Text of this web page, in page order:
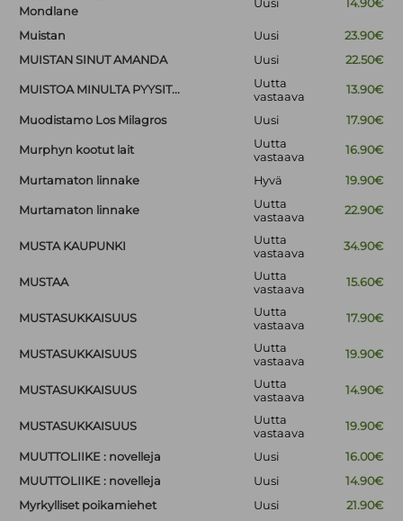
Mondlane
Uusi 14.90€
Muistan Uusi
23.90€
MUISTAN SINUT AMANDA
Uusi 22.50€
MUISTOA MINULTA PYYSIT...
Uutta
vastaava
13.90€
Muodistamo Los Milagros Uusi 17.90€
Murphyn kootut lait
Uutta
vastaava
16.90€
Murtamaton linnake Hyvä 19.90€
Murtamaton linnake
Uutta
vastaava
22.90€
MUSTA KAUPUNKI
Uutta
vastaava
34.90€
MUSTAA
Uutta
vastaava
15.60€
MUSTASUKKAISUUS
Uutta
vastaava
17.90€
MUSTASUKKAISUUS
Uutta
vastaava
19.90€
MUSTASUKKAISUUS
Uutta
vastaava
14.90€
MUSTASUKKAISUUS
Uutta
vastaava
19.90€
MUUTTOLIIKE : novelleja Uusi
16.00€
MUUTTOLIIKE : novelleja
Uusi
14.90€
Myrkylliset poikamiehet
Uusi 21.90€